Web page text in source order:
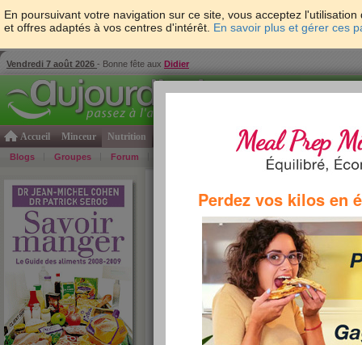
En poursuivant votre navigation sur ce site, vous acceptez
et offres adaptés à vos centres d'intérêt. En savoir plus et gérer ces
Vendredi 7 août 2026 - Bonne fête aux Didier
Accueil Minceur Nutrition Psycho & tests Forme & santé
Blogs Groupes Forum Bons Plans
Perdez vos kilos en